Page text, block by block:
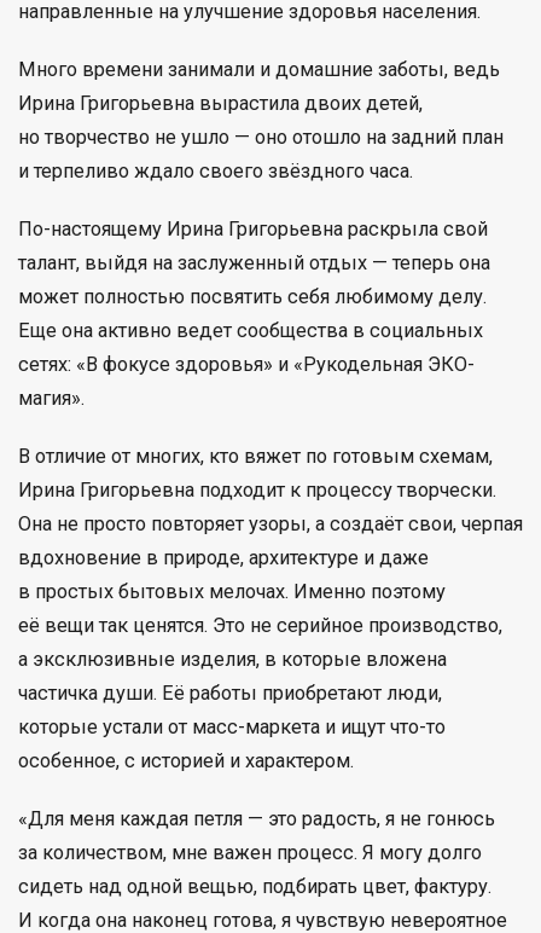
направленные на улучшение здоровья населения.
Много времени занимали и домашние заботы, ведь
Ирина Григорьевна вырастила двоих детей,
но творчество не ушло — оно отошло на задний план
и терпеливо ждало своего звёздного часа.
По-настоящему Ирина Григорьевна раскрыла свой
талант, выйдя на заслуженный отдых — теперь она
может полностью посвятить себя любимому делу.
Еще она активно ведет сообщества в социальных
сетях: «В фокусе здоровья» и «Рукодельная ЭКО-
магия».
В отличие от многих, кто вяжет по готовым схемам,
Ирина Григорьевна подходит к процессу творчески.
Она не просто повторяет узоры, а создаёт свои, черпая
вдохновение в природе, архитектуре и даже
в простых бытовых мелочах. Именно поэтому
её вещи так ценятся. Это не серийное производство,
а эксклюзивные изделия, в которые вложена
частичка души. Её работы приобретают люди,
которые устали от масс-маркета и ищут что-то
особенное, с историей и характером.
«Для меня каждая петля — это радость, я не гонюсь
за количеством, мне важен процесс. Я могу долго
сидеть над одной вещью, подбирать цвет, фактуру.
И когда она наконец готова, я чувствую невероятное